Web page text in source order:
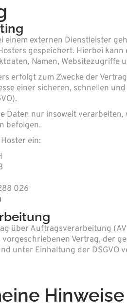
einem externen Dienstleister
gespeichert. Hierbei
Namen, Websitezugriffe
erfolgt zum Zwecke der
einer sicheren, schnellen
Daten nur insoweit
befolgen.
ein:
026
über Auftragsverarbeitung
Vertrag, der
unter Einhaltung der DSGVO